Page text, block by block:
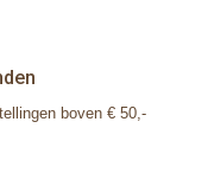
boven € 50,-